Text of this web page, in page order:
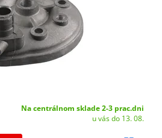
Na centrálnom sklade 2-3 prac.dni
u vás do 13. 08.